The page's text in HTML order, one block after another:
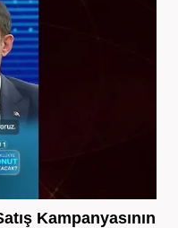
Kampanyasının